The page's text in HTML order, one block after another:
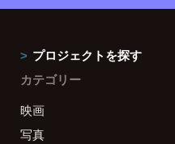
プロジェクトを探す
カテゴリー
映画
写真